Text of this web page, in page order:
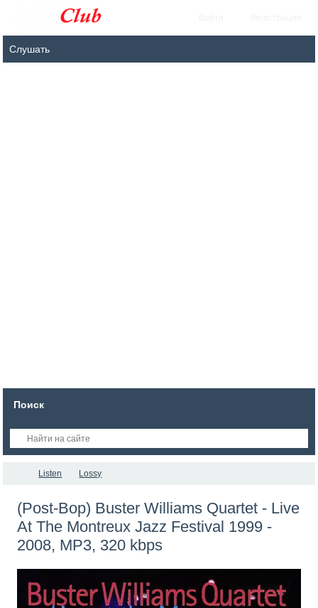
Поиск
Listen Lossy
(Post-Bop) Buster Williams Quartet - Live
At The Montreux Jazz Festival 1999 -
2008, MP3, 320 kbps